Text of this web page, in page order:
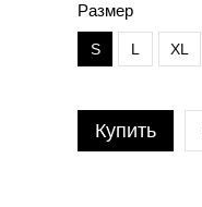
Размер
S L XL
Купить